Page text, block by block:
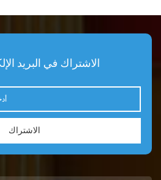
الاشتراك في البريد
الاشتراك